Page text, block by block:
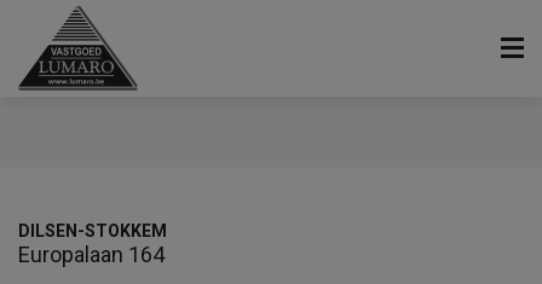
DILSEN-STOKKEM
Europalaan 164